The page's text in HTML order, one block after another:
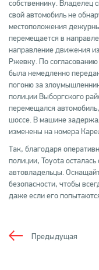
собственнику. Владелец
свой автомобиль не
местоположения
перемещается в
направление движения
Ржевку. По
была немедленно
погоню за
полиции Выборгского
перемещался
шоссе. В машине
изменены на номера
Так, благодаря
полиции, Toyota
автовладельцы.
безопасности, чтобы
даже если его
Предыдущая